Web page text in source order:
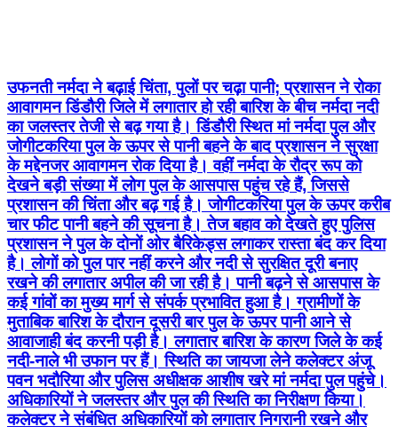
उफनती नर्मदा ने बढ़ाई चिंता, पुलों पर चढ़ा पानी; प्रशासन ने रोका
आवागमन डिंडौरी जिले में लगातार हो रही बारिश के बीच नर्मदा नदी
का जलस्तर तेजी से बढ़ गया है। डिंडौरी स्थित मां नर्मदा पुल और
जोगीटकरिया पुल के ऊपर से पानी बहने के बाद प्रशासन ने सुरक्षा
के मद्देनजर आवागमन रोक दिया है। वहीं नर्मदा के रौद्र रूप को
देखने बड़ी संख्या में लोग पुल के आसपास पहुंच रहे हैं, जिससे
प्रशासन की चिंता और बढ़ गई है। जोगीटकरिया पुल के ऊपर करीब
चार फीट पानी बहने की सूचना है। तेज बहाव को देखते हुए पुलिस
प्रशासन ने पुल के दोनों ओर बैरिकेड्स लगाकर रास्ता बंद कर दिया
है। लोगों को पुल पार नहीं करने और नदी से सुरक्षित दूरी बनाए
रखने की लगातार अपील की जा रही है। पानी बढ़ने से आसपास के
कई गांवों का मुख्य मार्ग से संपर्क प्रभावित हुआ है। ग्रामीणों के
मुताबिक बारिश के दौरान दूसरी बार पुल के ऊपर पानी आने से
आवाजाही बंद करनी पड़ी है। लगातार बारिश के कारण जिले के कई
नदी-नाले भी उफान पर हैं। स्थिति का जायजा लेने कलेक्टर अंजू
पवन भदौरिया और पुलिस अधीक्षक आशीष खरे मां नर्मदा पुल पहुंचे।
अधिकारियों ने जलस्तर और पुल की स्थिति का निरीक्षण किया।
कलेक्टर ने संबंधित अधिकारियों को लगातार निगरानी रखने और